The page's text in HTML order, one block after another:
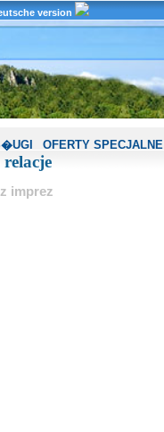
version
OFERTY SPECJALNE
imprez